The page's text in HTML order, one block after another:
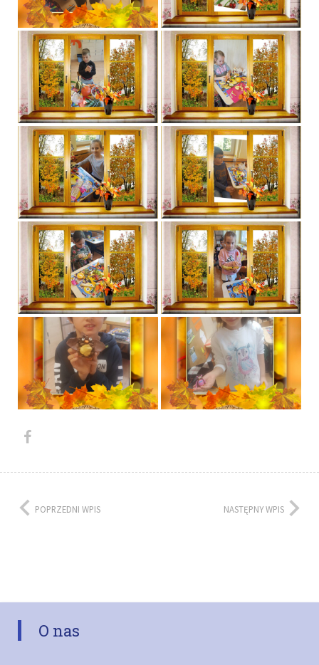
POPRZEDNI WPIS NASTĘPNY WPIS
O nas